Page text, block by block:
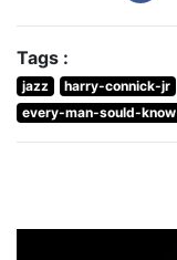
Tags :
jazz harry-connick-jr
every-man-sould-know